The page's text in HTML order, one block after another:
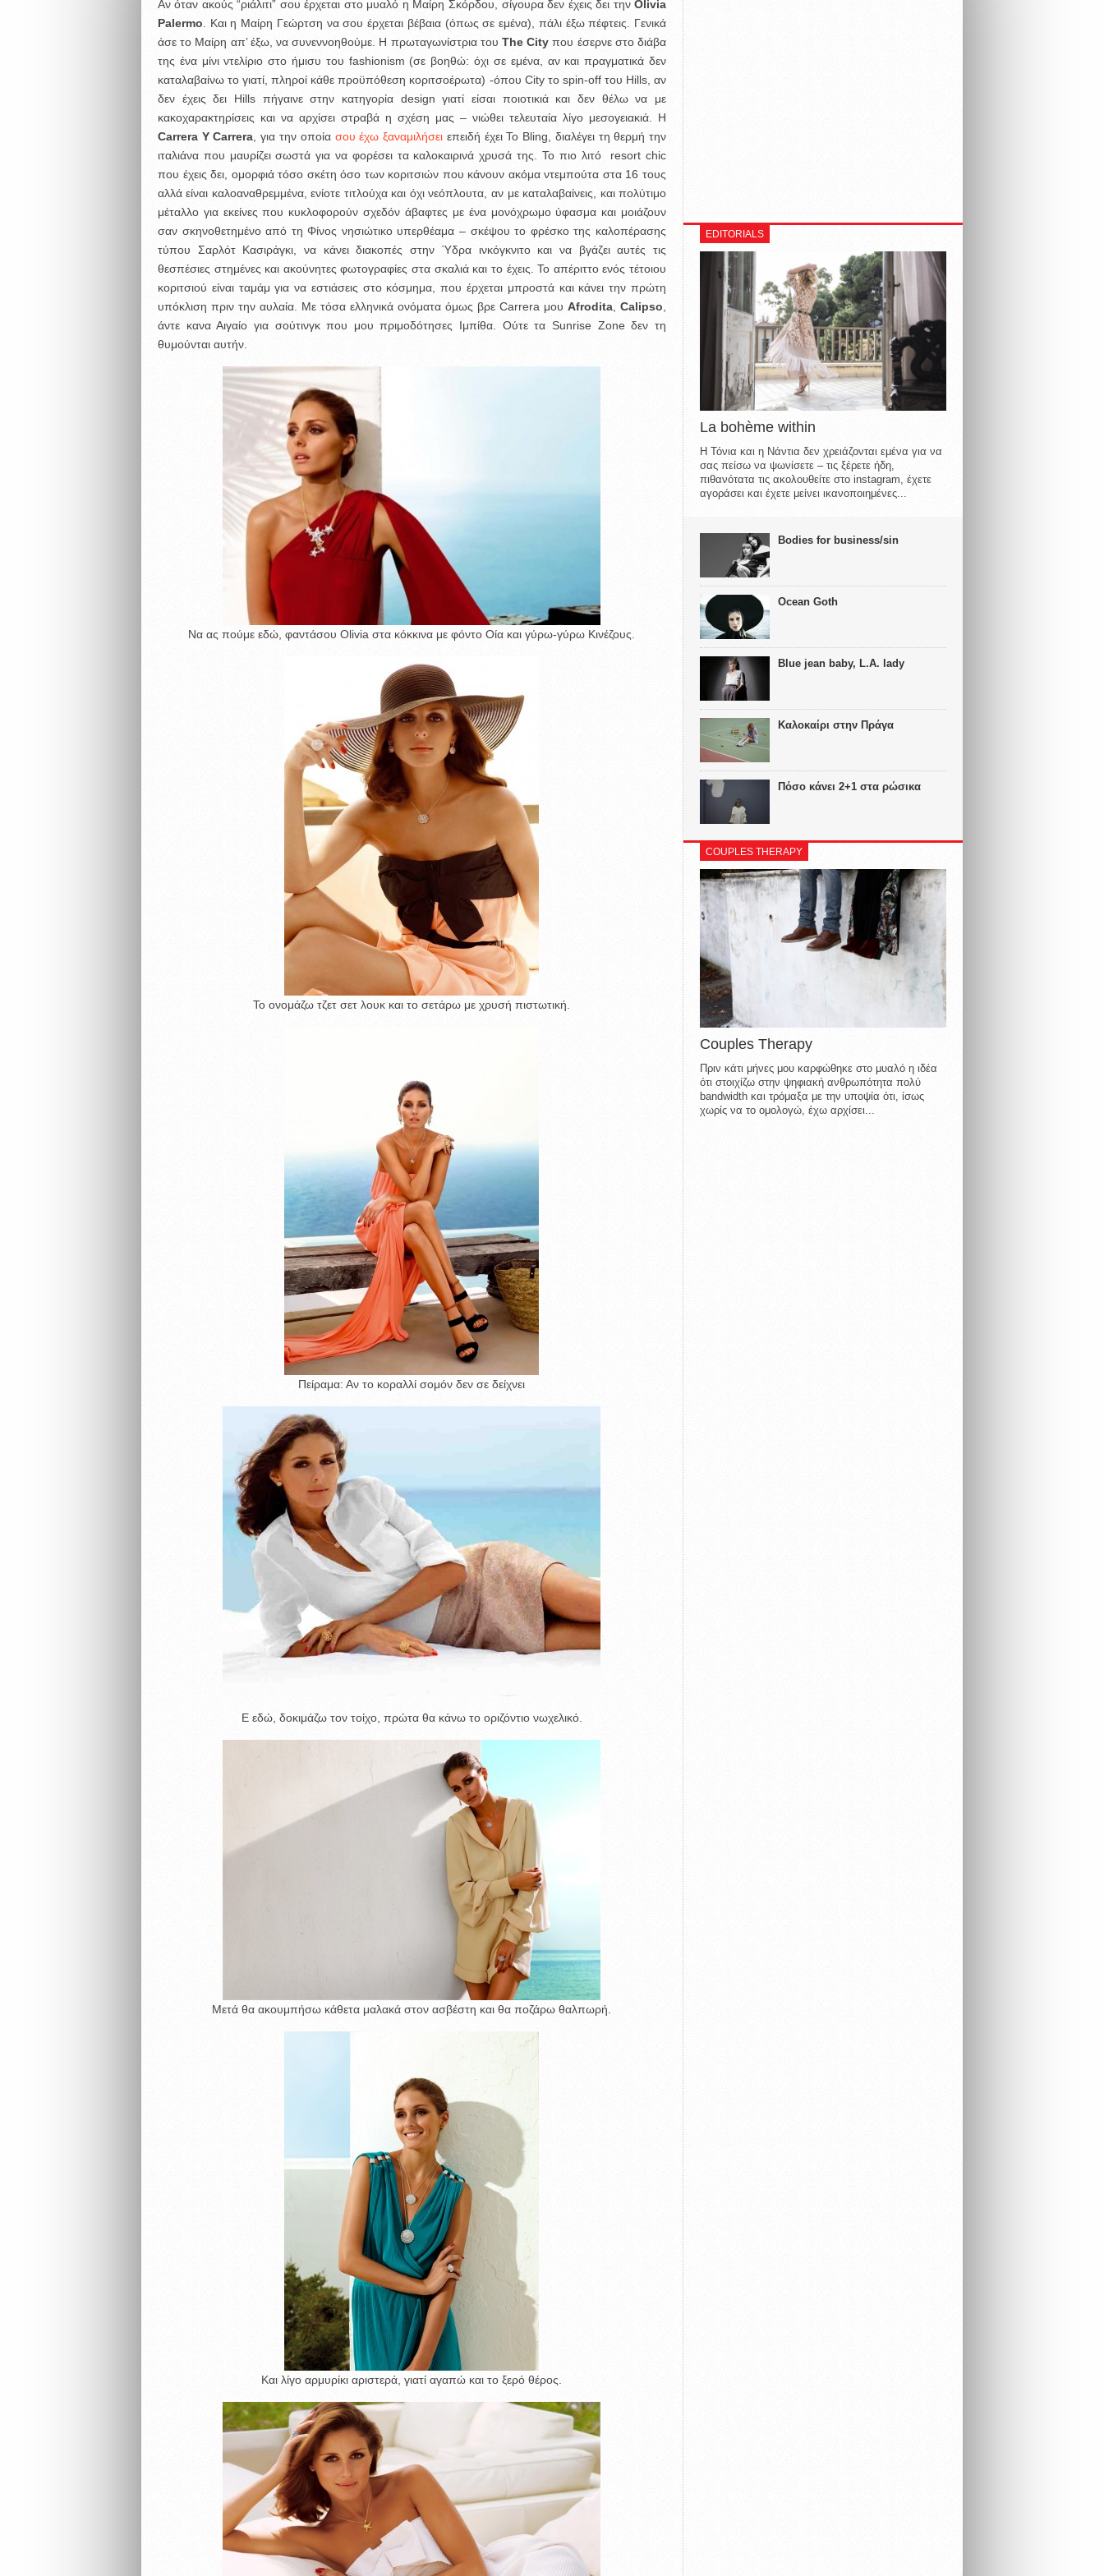
Αν όταν ακούς “ριάλιτι” σου έρχεται στο μυαλό η Μαίρη Σκόρδου, σίγουρα δεν έχεις δει τηνOlivia
Palermo . Και η Μαίρη Γεώρτση να σου έρχεται βέβαια (όπως σε εμένα), πάλι έξω πέφτεις. Γενικά
άσε το Μαίρη απ’ έξω, να συνεννοηθούμε. Η πρωταγωνίστρια του The City που έσερνε στο διάβα
της ένα μίνι ντελίριο στο ήμισυ του fashionism (σε βοηθώ: όχι σε εμένα, αν και πραγματικά δεν
καταλαβαίνω το γιατί, πληροί κάθε προϋπόθεση κοριτσοέρωτα) -όπου City το spin-off του Hills, αν
δεν έχεις δει Hills πήγαινε στην κατηγορία design γιατί είσαι ποιοτικιά και δεν θέλω να με
κακοχαρακτηρίσεις και να αρχίσει στραβά η σχέση μας – νιώθει τελευταία λίγο μεσογειακιά. Η
Carrera Y Carrera , για την οποία σου έχω ξαναμιλήσει επειδή έχει Το Bling, διαλέγει τη θερμή την
ιταλιάνα που μαυρίζει σωστά για να φορέσει τα καλοκαιρινά χρυσά της. Το πιο λιτό resort chic
που έχεις δει, ομορφιά τόσο σκέτη όσο των κοριτσιών που κάνουν ακόμα ντεμπούτα στα 16 τους
αλλά είναι καλοαναθρεμμένα, ενίοτε τιτλούχα και όχι νεόπλουτα, αν με καταλαβαίνεις, και πολύτιμο
μέταλλο για εκείνες που κυκλοφορούν σχεδόν άβαφτες με ένα μονόχρωμο ύφασμα και μοιάζουν
σαν σκηνοθετημένο από τη Φίνος νησιώτικο υπερθέαμα – σκέψου το φρέσκο της καλοπέρασης
τύπου Σαρλότ Κασιράγκι, να κάνει διακοπές στην Ύδρα ινκόγκνιτο και να βγάζει αυτές τις
θεσπέσιες στημένες και ακούνητες φωτογραφίες στα σκαλιά και το έχεις. Το απέριττο ενός τέτοιου
κοριτσιού είναι ταμάμ για να εστιάσεις στο κόσμημα, που έρχεται μπροστά και κάνει την πρώτη
υπόκλιση πριν την αυλαία. Με τόσα ελληνικά ονόματα όμως βρε Carrera μουAfrodita Calipso
άντε κανα Αιγαίο για σούτινγκ που μου πριμοδότησες Ιμπίθα. Ούτε τα Sunrise Zone δεν τη
θυμούνται αυτήν.
Να ας πούμε εδώ, φαντάσου Olivia στα κόκκινα με φόντο Οία και γύρω-γύρω Κινέζους.
Το ονομάζω τζετ σετ λουκ και το σετάρω με χρυσή πιστωτική.
Πείραμα: Αν το κοραλλί σομόν δεν σε δείχνει
Ε εδώ, δοκιμάζω τον τοίχο, πρώτα θα κάνω το οριζόντιο νωχελικό.
Μετά θα ακουμπήσω κάθετα μαλακά στον ασβέστη και θα ποζάρω θαλπωρή.
Και λίγο αρμυρίκι αριστερά, γιατί αγαπώ και το ξερό θέρος.
EDITORIALS
La bohème within
Η Τόνια και η Νάντια δεν χρειάζονται εμένα για να
σας πείσω να ψωνίσετε – τις ξέρετε ήδη,
πιθανότατα τις ακολουθείτε στο instagram, έχετε
αγοράσει και έχετε μείνει ικανοποιημένες...
Bodies for business/sin
Ocean Goth
Blue jean baby, L.A. lady
Καλοκαίρι στην Πράγα
Πόσο κάνει 2+1 στα ρώσικα
COUPLES THERAPY
Couples Therapy
Πριν κάτι μήνες μου καρφώθηκε στο μυαλό η ιδέα
ότι στοιχίζω στην ψηφιακή ανθρωπότητα πολύ
bandwidth και τρόμαξα με την υποψία ότι, ίσως
χωρίς να το ομολογώ, έχω αρχίσει...